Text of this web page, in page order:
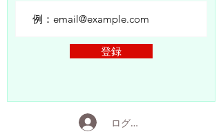
登録
ログイン